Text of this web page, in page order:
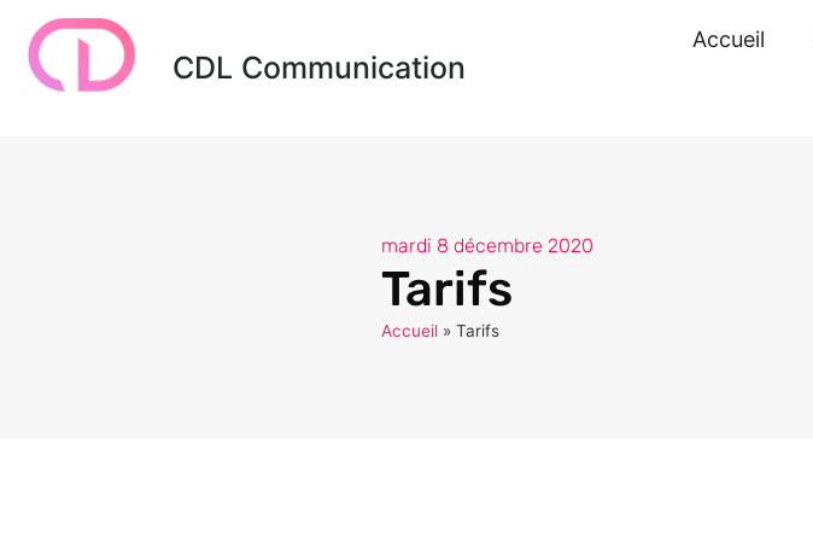
CDL Communication
Accueil
mardi 8 décembre 2020
Tarifs
Accueil» Tarifs